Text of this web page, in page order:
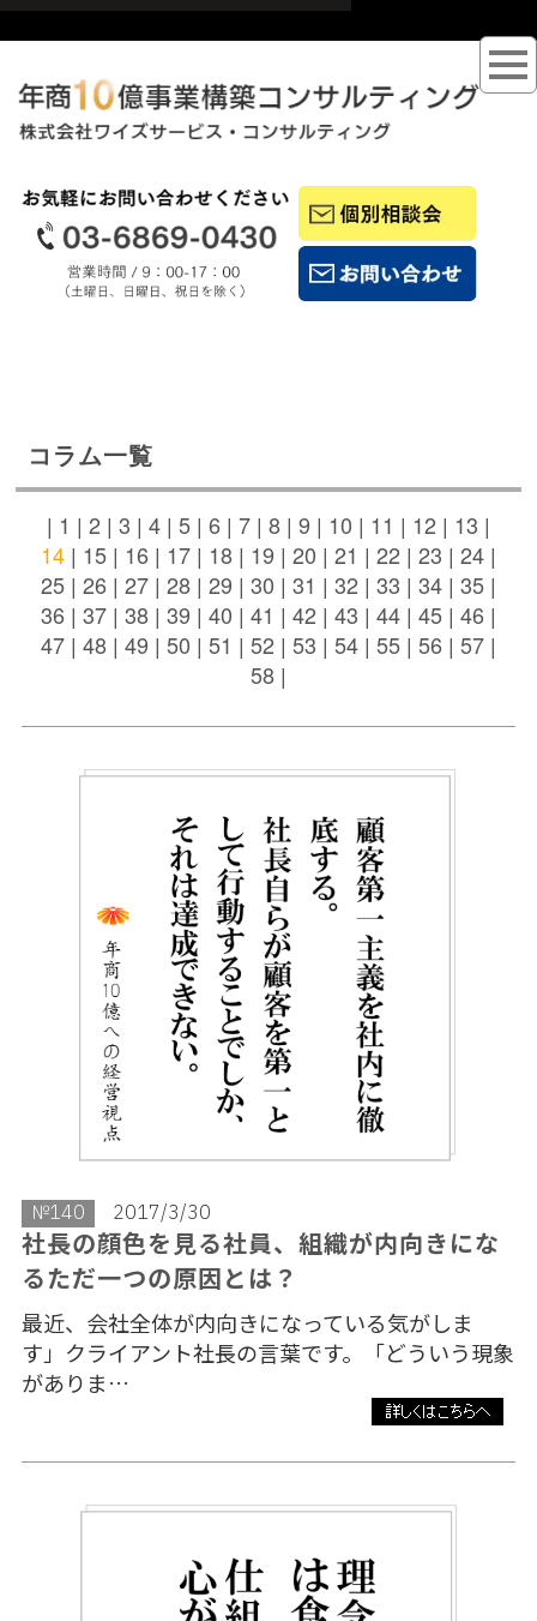
コラム一覧
| 1 | 2 | 3 | 4 | 5 | 6 | 7 | 8 | 9 | 10 | 11 | 12 | 13 |
14 | 15 | 16 | 17 | 18 | 19 | 20 | 21 | 22 | 23 | 24 |
25 | 26 | 27 | 28 | 29 | 30 | 31 | 32 | 33 | 34 | 35 |
36 | 37 | 38 | 39 | 40 | 41 | 42 | 43 | 44 | 45 | 46 |
47 | 48 | 49 | 50 | 51 | 52 | 53 | 54 | 55 | 56 | 57 |
58 |
№140 2017/3/30
社長の顔色を見る社員、組織が内向きにな
るただ一つの原因とは？
最近、会社全体が内向きになっている気がしま
す」クライアント社長の言葉です。「どういう現象
がありま…